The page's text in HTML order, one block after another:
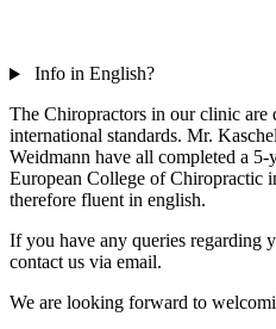
Info in English?
The Chiropractors in our clinic are
international standards. Mr.
Weidmann have all completed a
European College of Chiropractic
therefore fluent in english.
If you have any queries regarding
contact us via email.
We are looking forward to